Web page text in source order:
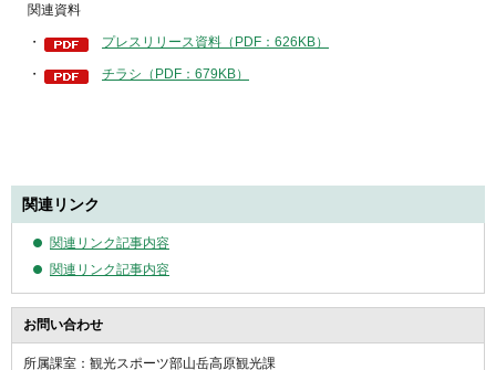
関連資料
・ プレスリリース資料（PDF：626KB）
・ チラシ（PDF：679KB）
関連リンク
関連リンク記事内容
関連リンク記事内容
お問い合わせ
所属課室：観光スポーツ部山岳高原観光課